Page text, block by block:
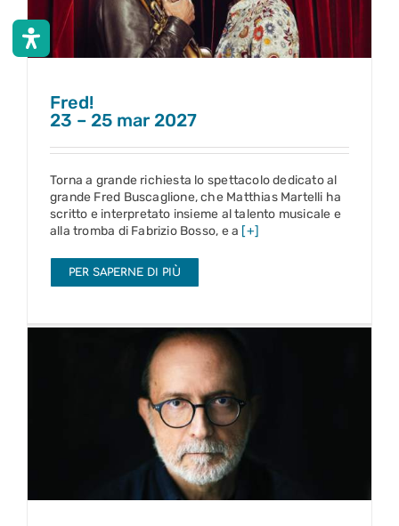
Fred!
23 – 25 mar 2027
Torna a grande richiesta lo spettacolo dedicato al
grande Fred Buscaglione, che Matthias Martelli ha
scritto e interpretato insieme al talento musicale e
alla tromba di Fabrizio Bosso, e a [+]
PER SAPERNE DI PIÙ
Qur’an. meditazioni ad alta voce verso il Corano
20 – 25 apr 2027